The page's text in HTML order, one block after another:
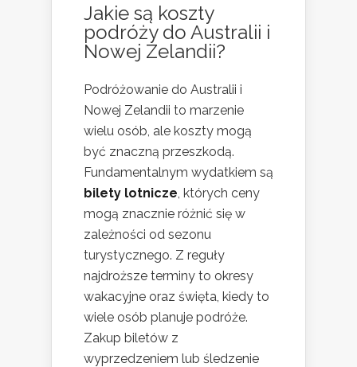
Jakie są koszty
podróży do Australii i
Nowej Zelandii?
Podróżowanie do Australii i
Nowej Zelandii to marzenie
wielu osób, ale koszty mogą
być znaczną przeszkodą.
Fundamentalnym wydatkiem są
bilety lotnicze, których ceny
mogą znacznie różnić się w
zależności od sezonu
turystycznego. Z reguły
najdroższe terminy to okresy
wakacyjne oraz święta, kiedy to
wiele osób planuje podróże.
Zakup biletów z
wyprzedzeniem lub śledzenie